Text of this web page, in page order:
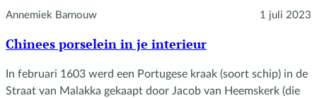
Annemiek Barnouw 1 juli 2023
Chinees porselein in je interieur
In februari 1603 werd een Portugese kraak (soort schip) in de
Straat van Malakka gekaapt door Jacob van Heemskerk (die